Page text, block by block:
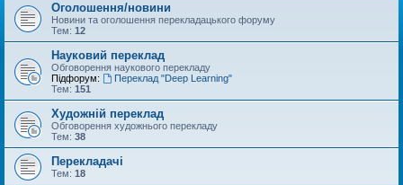
Оголошення/новини
Новини та оголошення перекладацького форуму
Тем: 12
Науковий переклад
Обговорення наукового перекладу
Підфорум:
Переклад "Deep Learning"
Тем: 151
Художній переклад
Обговорення художнього перекладу
Тем: 38
Перекладачі
Тем: 18